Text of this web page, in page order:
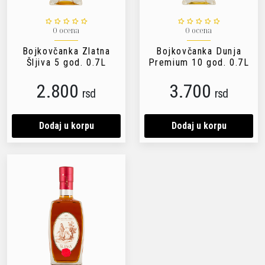
0 ocena
Bojkovčanka Zlatna
Šljiva 5 god. 0.7L
2.800 rsd
Dodaj u korpu
0 ocena
Bojkovčanka Dunja
Premium 10 god. 0.7L
3.700 rsd
Dodaj u korpu